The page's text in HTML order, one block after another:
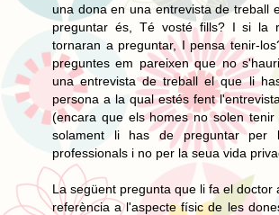
una dona en una entrevista de treball
preguntar és, Té vosté fills? I si la
tornaran a preguntar, I pensa tenir-
preguntes em pareixen que no
una entrevista de treball el que li
persona a la qual estés fent
(encara que els homes no solen tenir
solament li has de preguntar per
professionals i no per la seua vida
La següent pregunta que li fa el doctor
referència a l'aspecte físic de les